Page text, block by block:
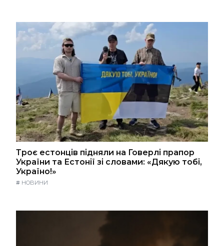
Троє естонців підняли на Говерлі прапор
України та Естонії зі словами: «Дякую тобі,
Україно!»
# НОВИНИ